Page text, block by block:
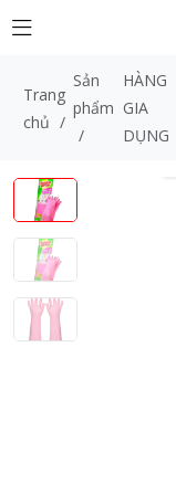
Trang
chủ /
Sản
phẩm
/
HÀNG
GIA
DỤNG